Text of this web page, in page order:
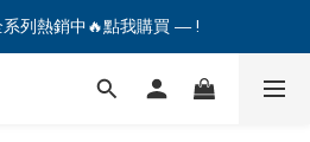
列熱銷中🔥點我購買 — !
列熱銷中🔥點我購買 — !
新好友領優惠券！🎫